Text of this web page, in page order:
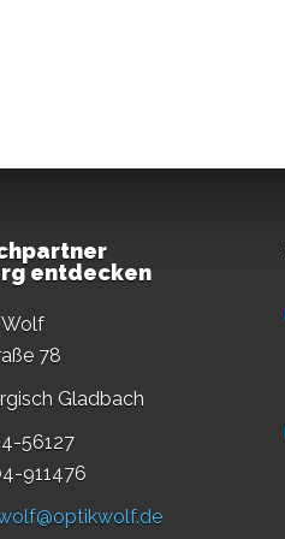
entdecken
Wolf
78
Gladbach
56127
911476